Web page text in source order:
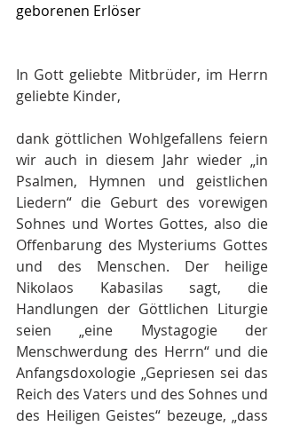
geborenen Erlöser
In Gott geliebte Mitbrüder, im Herrn
geliebte Kinder,
dank göttlichen Wohlgefallens feiern
wir auch in diesem Jahr wieder „in
Psalmen, Hymnen und geistlichen
Liedern“ die Geburt des vorewigen
Sohnes und Wortes Gottes, also die
Offenbarung des Mysteriums Gottes
und des Menschen. Der heilige
Nikolaos Kabasilas sagt, die
Handlungen der Göttlichen Liturgie
seien „eine Mystagogie der
Menschwerdung des Herrn“ und die
Anfangsdoxologie „Gepriesen sei das
Reich des Vaters und des Sohnes und
des Heiligen Geistes“ bezeuge, „dass